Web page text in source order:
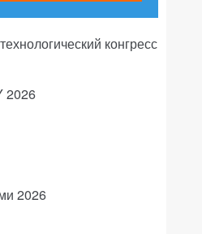
конгресс
2026
2026